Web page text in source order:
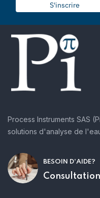
S'inscrire
Process Instruments SAS
solutions d'analyse de
BESOIN D'AIDE?